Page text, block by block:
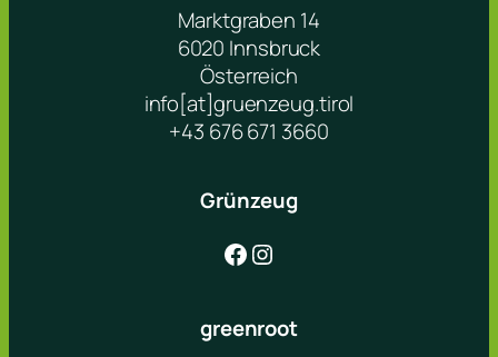
Marktgraben 14
6020 Innsbruck
Österreich
info[at]gruenzeug.tirol
+43 676 671 3660
Grünzeug
Facebook Instagram
greenroot